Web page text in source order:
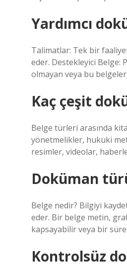
Yardımcı
Talimatlar: Tek bir
eder. Destekleyici Belge:
olmayan veya bu
Kaç çeşit
Belge türleri arasında
yönetmelikler, hukuki
resimler, videolar,
Doküman
Belge nedir? Bilgiyi
eder. Bir belge metin,
kapsayabilir veya bir
Kontrolsüz